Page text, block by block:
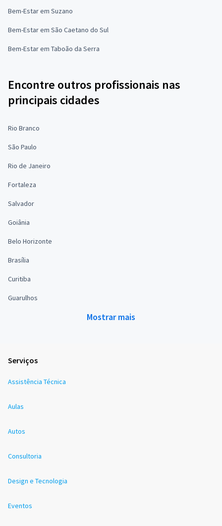
Bem-Estar em Suzano
Bem-Estar em São Caetano do Sul
Bem-Estar em Taboão da Serra
Encontre outros profissionais nas
principais cidades
Rio Branco
São Paulo
Rio de Janeiro
Fortaleza
Salvador
Goiânia
Belo Horizonte
Brasília
Curitiba
Guarulhos
Mostrar mais
Serviços
Assistência Técnica
Aulas
Autos
Consultoria
Design e Tecnologia
Eventos